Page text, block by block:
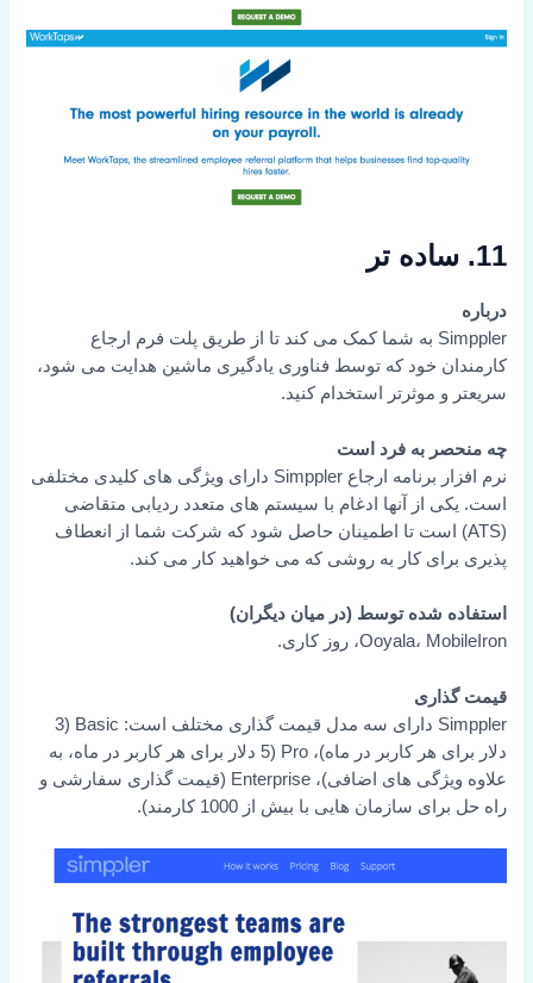
11. ساده تر
درباره
Simppler به شما کمک می کند تا از طریق پلت فرم ارجاع
کارمندان خود که توسط فناوری یادگیری ماشین هدایت می شود،
سریعتر و موثرتر استخدام کنید.
چه منحصر به فرد است
نرم افزار برنامه ارجاع Simppler دارای ویژگی های کلیدی مختلفی
است. یکی از آنها ادغام با سیستم های متعدد ردیابی متقاضی
(ATS) است تا اطمینان حاصل شود که شرکت شما از انعطاف
پذیری برای کار به روشی که می خواهید کار می کند.
استفاده شده توسط (در میان دیگران)
Ooyala، MobileIron، روز کاری.
قیمت گذاری
Simppler دارای سه مدل قیمت گذاری مختلف است: Basic (3
دلار برای هر کاربر در ماه)، Pro (5 دلار برای هر کاربر در ماه، به
علاوه ویژگی های اضافی)، Enterprise (قیمت گذاری سفارشی و
راه حل برای سازمان هایی با بیش از 1000 کارمند).